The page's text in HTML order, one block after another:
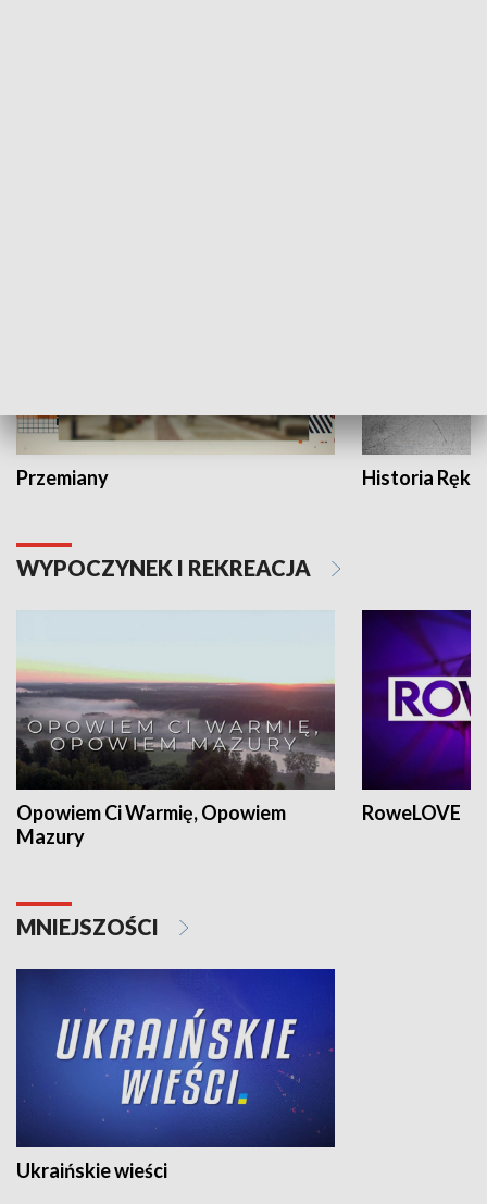
Przemiany Historia Ręką
WYPOCZYNEK I REKREACJA
Opowiem Ci Warmię, Opowiem
Mazury
RoweLOVE
MNIEJSZOŚCI
Ukraińskie wieści